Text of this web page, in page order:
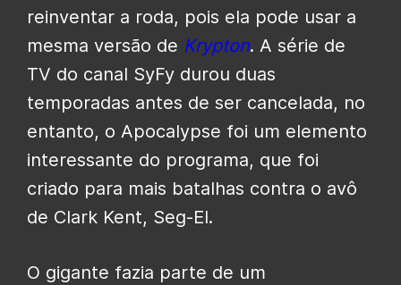
reinventar a roda, pois ela pode usar a
mesma versão de Krypton. A série de
TV do canal SyFy durou duas
temporadas antes de ser cancelada, no
entanto, o Apocalypse foi um elemento
interessante do programa, que foi
criado para mais batalhas contra o avô
de Clark Kent, Seg-El.
O gigante fazia parte de um